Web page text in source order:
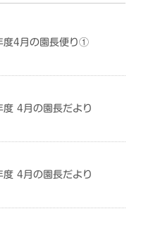
度4月の園長便り①
4月の園長だより
4月の園長だより